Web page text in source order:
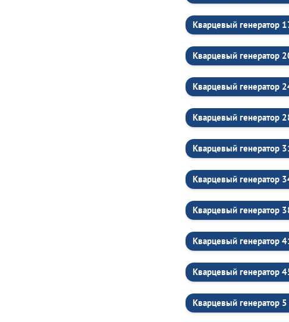
Кварцевый генератор
Кварцевый генератор
Кварцевый генератор
Кварцевый генератор
Кварцевый генератор
Кварцевый генератор
Кварцевый генератор
Кварцевый генератор
Кварцевый генератор
Кварцевый генератор